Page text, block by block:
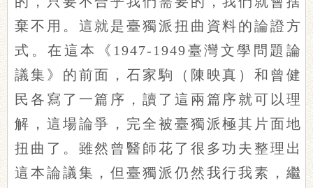
棄不用。這就是臺獨派扭曲資料的論證方
式。在這本《1947-1949臺灣文學問題論
議集》的前面，石家駒（陳映真）和曾健
民各寫了一篇序，讀了這兩篇序就可以理
解，這場論爭，完全被臺獨派極其片面地
扭曲了。雖然曾醫師花了很多功夫整理出
這本論議集，但臺獨派仍然我行我素，繼